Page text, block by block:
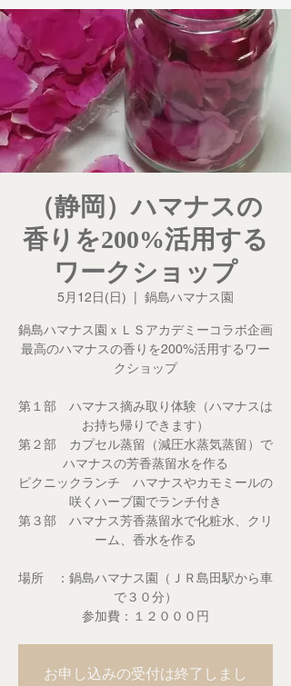
（静岡）ハマナスの
香りを200%活用する
ワークショップ
5月12日(日) 鍋島ハマナス園
鍋島ハマナス園ｘＬＳアカデミーコラボ企画
最高のハマナスの香りを200%活用するワー
クショップ
第１部 ハマナス摘み取り体験（ハマナスは
お持ち帰りできます）
第２部 カプセル蒸留（減圧水蒸気蒸留）で
ハマナスの芳香蒸留水を作る
ピクニックランチ ハマナスやカモミールの
咲くハーブ園でランチ付き
第３部 ハマナス芳香蒸留水で化粧水、クリ
ーム、香水を作る
場所 ：鍋島ハマナス園（ＪＲ島田駅から車
で３０分）
参加費：１２０００円
お申し込みの受付は終了しまし